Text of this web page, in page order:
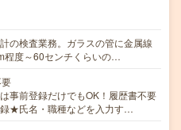
の検査業務。ガラスの管に金属線
程度～60センチくらいの…
事前登録だけでもOK！履歴書不要
★氏名・職種などを入力す…